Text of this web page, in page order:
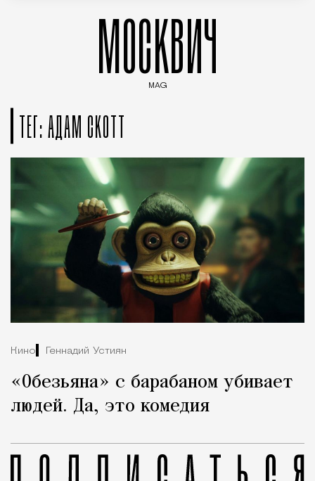
МОСКВИЧ
MAG
ТЕГ: АДАМ СКОТТ
Кино Геннадий Устиян
«Обезьяна» с барабаном убивает
людей. Да, это комедия